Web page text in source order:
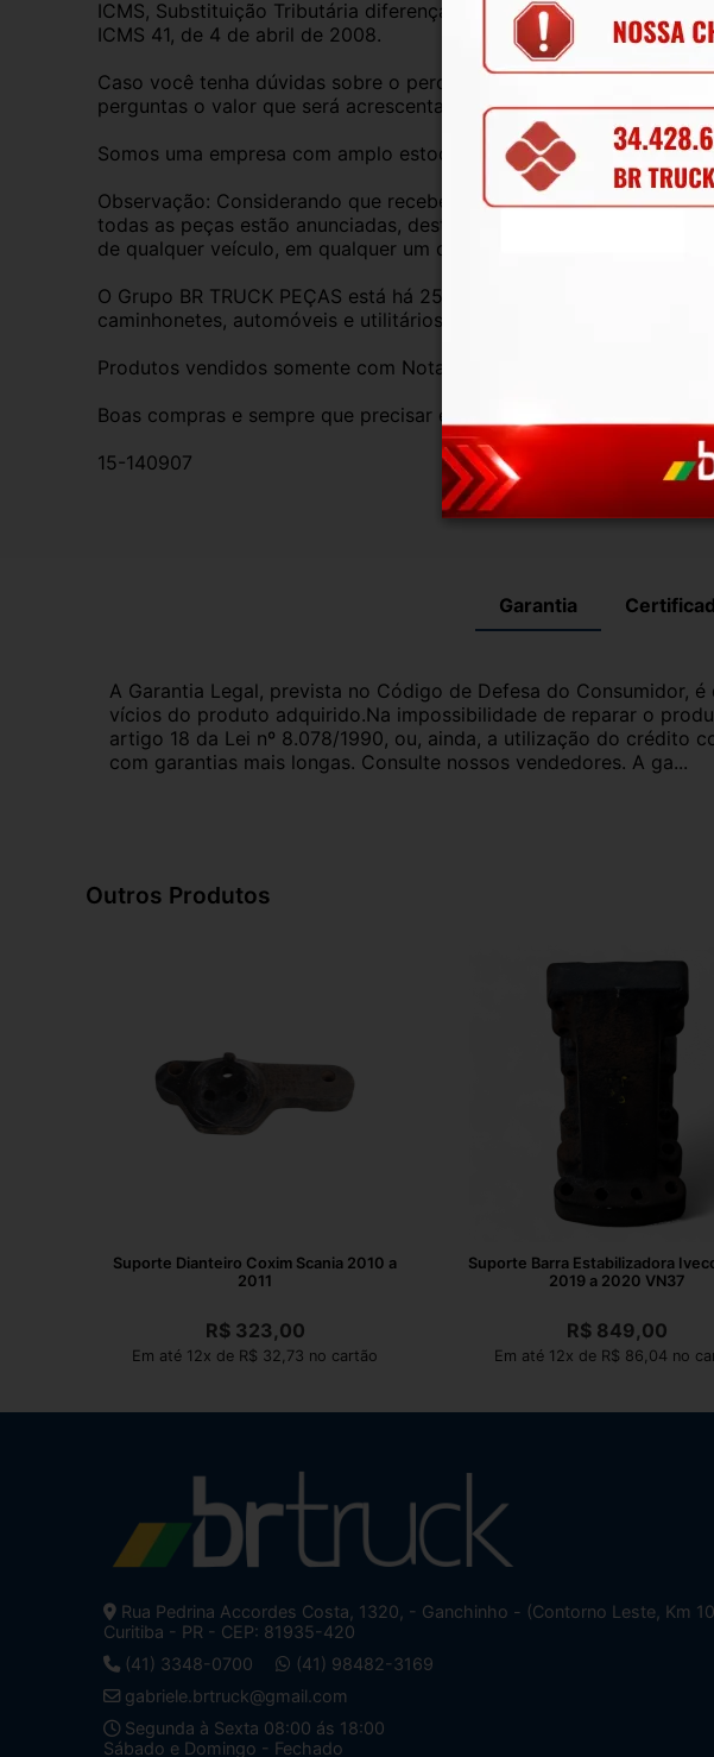
ICMS, Substituição Tributária diferença de ICMS de estado pra
ICMS 41, de 4 de abril de 2008.
Caso você tenha dúvidas sobre o percentual a ser aplicado, nos
perguntas o valor que será acrescentado.
Somos uma empresa com amplo estoque de peças mecânica,
Observação: Considerando que recebemos veículos para retirada
todas as peças estão anunciadas, desta forma, fique à vontade
de qualquer veículo, em qualquer um de nossos anúncios.
O Grupo BR TRUCK PEÇAS está há 25 anos comercializando peças
caminhonetes, automóveis e utilitários. Todas com garantia de
Produtos vendidos somente com Nota Fiscal- TODOS devidamente
Boas compras e sempre que precisar estamos aqui para ajudar!
15-140907
Garantia
A Garantia Legal, prevista no Código de Defesa do
vícios do produto adquirido.Na impossibilidade de reparar o
artigo 18 da Lei nº 8.078/1990, ou, ainda, a utilização do
com garantias mais longas. Consulte nossos vendedores. A ga...
Outros Produtos
Suporte Dianteiro Coxim Scania 2010 a
2011
R$323,00
Em até 12x de R$ 32,73 no cartão
Suporte Barra Estabilizadora
2019 a 2020 VN37
R$ 849,00
Em até 12x de R$ 86,04 no
Rua Pedrina Accordes Costa, 1320, - Ganchinho - (Contorno Leste, Km
Curitiba - PR - CEP: 81935-420
(41) 3348-0700
(41) 98482-3169
gabriele.brtruck@gmail.com
Segunda à Sexta 08:00 ás 18:00
Sábado e Domingo - Fechado